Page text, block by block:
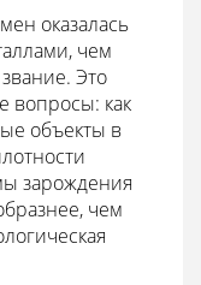
оказалась
чем
Это
вопросы: как
объекты в
зарождения
чем